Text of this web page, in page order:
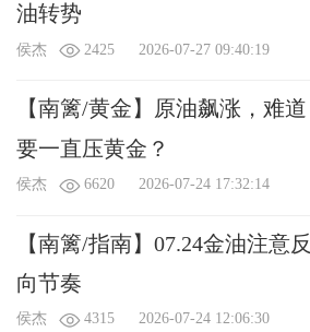
油转势
侯杰 2425 2026-07-27 09:40:19
【南篱/黄金】原油飙涨，难道
要一直压黄金？
侯杰 6620 2026-07-24 17:32:14
【南篱/指南】07.24金油注意反
向节奏
侯杰 4315 2026-07-24 12:06:30